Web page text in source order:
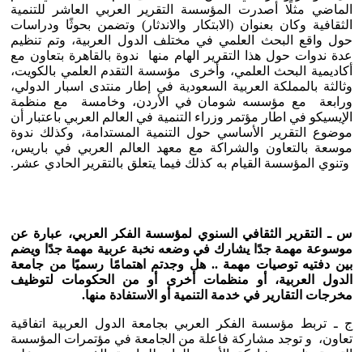
الماضي مثلًا أصدرت المؤسسة التقرير العربي العاشر للتنمية
الثقافية وكان بعنوان (الابتكار والاندثار) وتضمن بحوثًا ودراسات
حول واقع البحث العلمي في مختلف الدول العربية، وتم تنظيم
عدة ندوات حول هذا التقرير الهام منها ندوة بالقاهرة بتعاون مع
أكاديمية البحث العلمي، وأخرى مؤسسة التقدم العلمي بالكويت،
وثالثة بالمملكة العربية السعودية في إطار منتدى اسبار الدولي،
ورابعة مع مؤسسه شومان في الأردن، وخامسة مع منظمة
الإيسيكو في اطار مؤتمر وزراء التنمية في العالم العربي باعتبار أن
موضوع التقرير الأساسي حول التنمية المستدامة، وكذلك ندوة
موسعة بالتعاون والشراكة مع معهد العالم العربي في باريس،
وتنوي المؤسسة القيام به كذلك فيما يتعلق بالتقرير الحادي عشر.
س ـ التقرير الثقافي السنوي لمؤسسة الفكر العربي، عبارة عن
موسوعة مهمة جدًا يشارك في وضعه نخبة عربية مهمة جدًا ويضم
بين دفتيه توصيات مهمة .. هل وجدتم اهتمامًا رسميًا من جامعة
الدول العربية، أو منظمات أخرى أو من الحكومات لتوظيف
مخرجات التقارير في خدمة التنمية أو الاستفادة منها.
ج ـ تربط مؤسسة الفكر العربي بجامعة الدول العربية اتفاقية
تعاون، و توجد مشاركة فاعلة من الجامعة في مؤتمرات المؤسسة